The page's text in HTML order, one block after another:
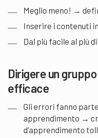
Meglio meno! →
Inserire i contenuti
Dal più facile al più
Dirigere un
efficace
Gli errori fanno
apprendimento →
d’apprendimento